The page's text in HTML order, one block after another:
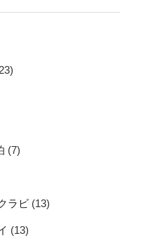
(7)
ラビ (13)
(13)